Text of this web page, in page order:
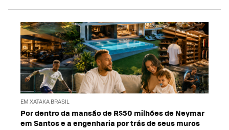
EM XATAKA BRASIL
Por dentro da mansão de R$50 milhões de Neymar
em Santos e a engenharia por trás de seus muros